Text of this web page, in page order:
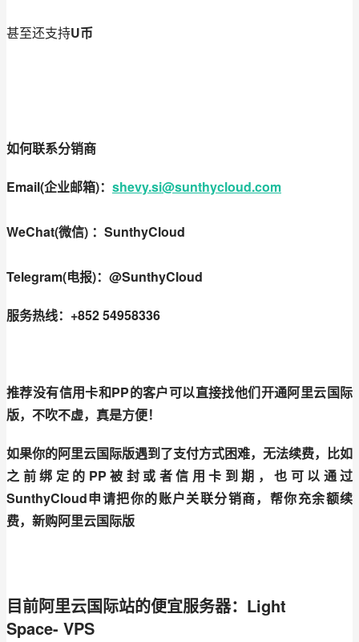
甚至还支持U币
如何联系分销商
Email(企业邮箱)： shevy.si@sunthycloud.com
WeChat(微信) ：SunthyCloud
Telegram(电报)：@SunthyCloud
服务热线： +852 54958336
推荐没有信用卡和PP的客户可以直接找他们开通阿里云国际
版，不吹不虚，真是方便！
如果你的阿里云国际版遇到了支付方式困难，无法续费，比如
之前绑定的 PP被封或者信用卡到期，也可以通过
SunthyCloud申请把你的账户关联分销商，帮你充余额续
费，新购阿里云国际版
目前阿里云国际站的便宜服务器：Light
Space- VPS